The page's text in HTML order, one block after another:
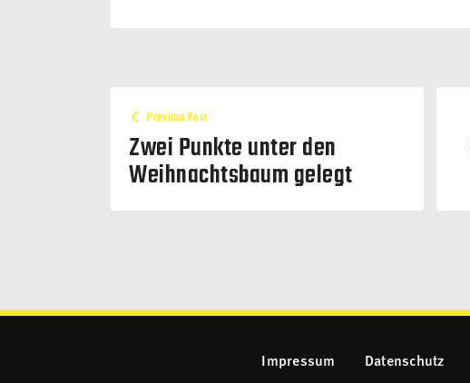
Previous Post
Zwei Punkte unter den
Weihnachtsbaum gelegt
Impressum Datenschutz